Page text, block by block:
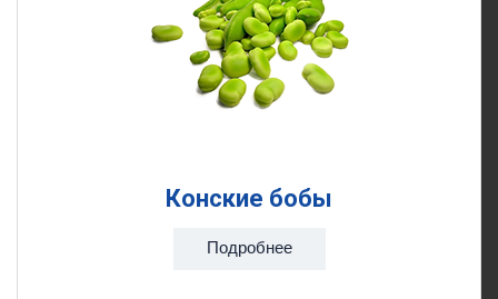
Конские бобы
Подробнее